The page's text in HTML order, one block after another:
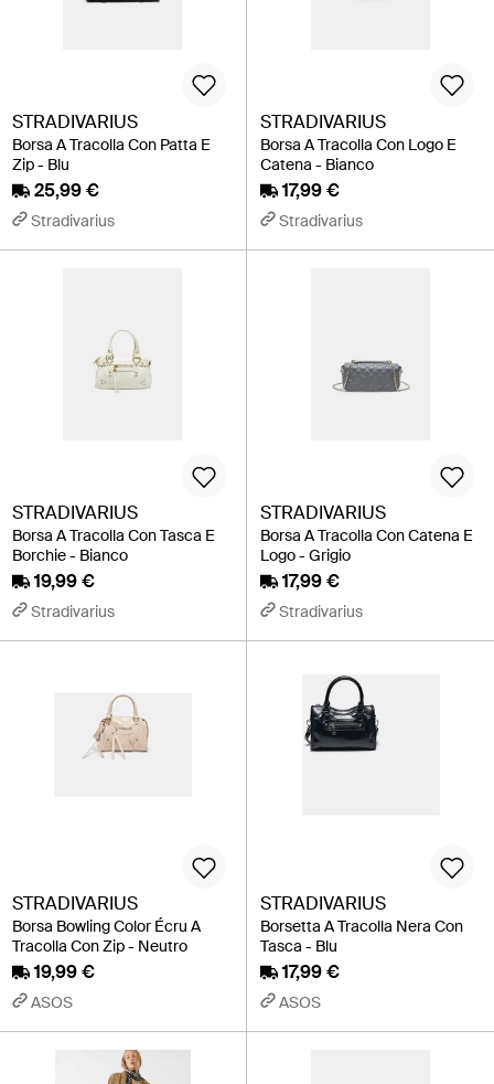
STRADIVARIUS
Borsa A Tracolla Con Patta E
Zip - Blu
25,99 €
Stradivarius
STRADIVARIUS
Borsa A Tracolla Con Logo E
Catena - Bianco
17,99 €
Stradivarius
STRADIVARIUS
Borsa A Tracolla Con Tasca E
Borchie - Bianco
19,99 €
Stradivarius
STRADIVARIUS
Borsa A Tracolla Con Catena E
Logo - Grigio
17,99 €
Stradivarius
STRADIVARIUS
Borsa Bowling Color Écru A
Tracolla Con Zip - Neutro
19,99 €
ASOS
STRADIVARIUS
Borsetta A Tracolla Nera Con
Tasca - Blu
17,99 €
ASOS